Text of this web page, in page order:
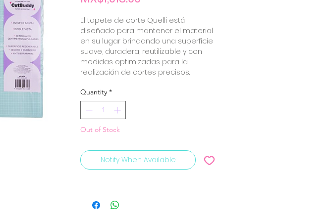
El tapete de corte Quelli está
diseñado para mantener el material
en su lugar brindando una superficie
suave, duradera, reutilizable y con
medidas optimizadas para la
realización de cortes precisos.
Quantity *
Out of Stock
Notify When Available